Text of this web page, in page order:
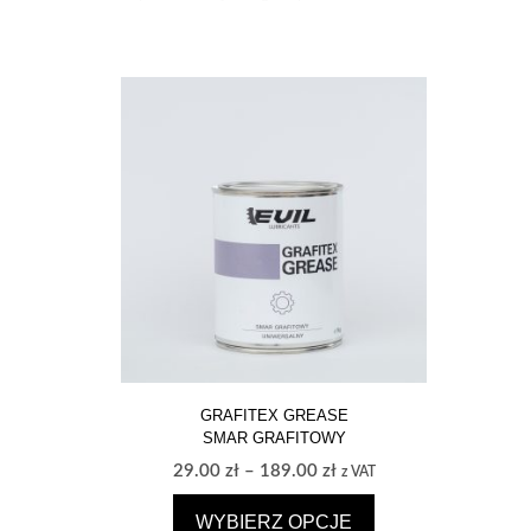
GRAFITEX GREASE
SMAR GRAFITOWY
29.00 zł – 189.00 złZakres
cen:
od
z VAT
WYBIERZ OPCJE